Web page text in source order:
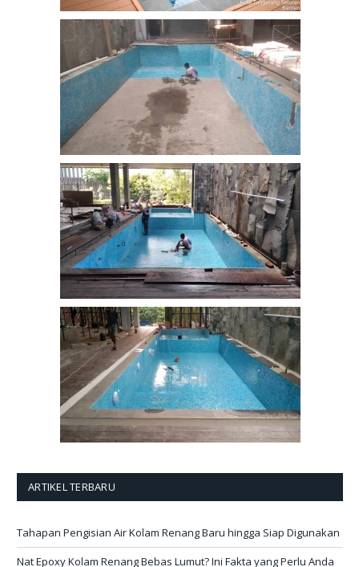
ARTIKEL TERBARU
Tahapan Pengisian Air Kolam Renang Baru hingga Siap Digunakan
Nat Epoxy Kolam Renang Bebas Lumut? Ini Fakta yang Perlu Anda